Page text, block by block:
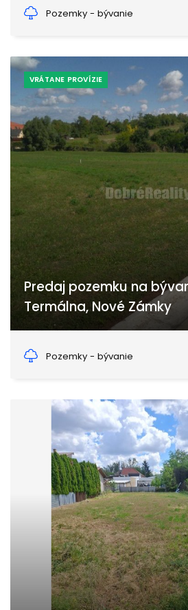
Pozemky - bývanie
VRÁTANE PROVÍZIE
Predaj pozemku na
Termálna, Nové Zámky
Pozemky - bývanie